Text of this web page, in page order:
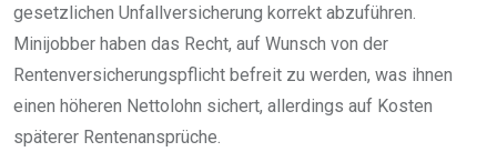
gesetzlichen Unfallversicherung korrekt abzuführen.
Minijobber haben das Recht, auf Wunsch von der
Rentenversicherungspflicht befreit zu werden, was ihnen
einen höheren Nettolohn sichert, allerdings auf Kosten
späterer Rentenansprüche.